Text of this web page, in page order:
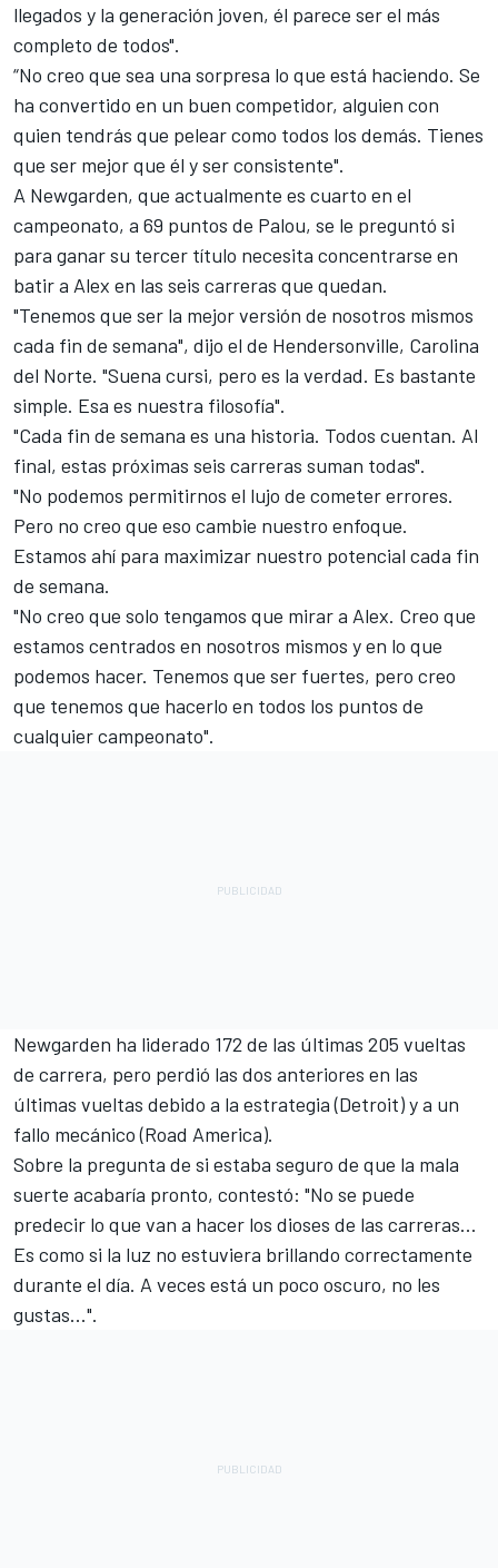
llegados y la generación joven, él parece ser el más
completo de todos".
“No creo que sea una sorpresa lo que está haciendo. Se
ha convertido en un buen competidor, alguien con
quien tendrás que pelear como todos los demás. Tienes
que ser mejor que él y ser consistente".
A Newgarden, que actualmente es cuarto en el
campeonato, a 69 puntos de Palou, se le preguntó si
para ganar su tercer título necesita concentrarse en
batir a Alex en las seis carreras que quedan.
"Tenemos que ser la mejor versión de nosotros mismos
cada fin de semana", dijo el de Hendersonville, Carolina
del Norte. "Suena cursi, pero es la verdad. Es bastante
simple. Esa es nuestra filosofía".
"Cada fin de semana es una historia. Todos cuentan. Al
final, estas próximas seis carreras suman todas".
"No podemos permitirnos el lujo de cometer errores.
Pero no creo que eso cambie nuestro enfoque.
Estamos ahí para maximizar nuestro potencial cada fin
de semana.
"No creo que solo tengamos que mirar a Alex. Creo que
estamos centrados en nosotros mismos y en lo que
podemos hacer. Tenemos que ser fuertes, pero creo
que tenemos que hacerlo en todos los puntos de
cualquier campeonato".
Newgarden ha liderado 172 de las últimas 205 vueltas
de carrera, pero perdió las dos anteriores en las
últimas vueltas debido a la estrategia (Detroit) y a un
fallo mecánico (Road America).
Sobre la pregunta de si estaba seguro de que la mala
suerte acabaría pronto, contestó: "No se puede
predecir lo que van a hacer los dioses de las carreras...
Es como si la luz no estuviera brillando correctamente
durante el día. A veces está un poco oscuro, no les
gustas...".